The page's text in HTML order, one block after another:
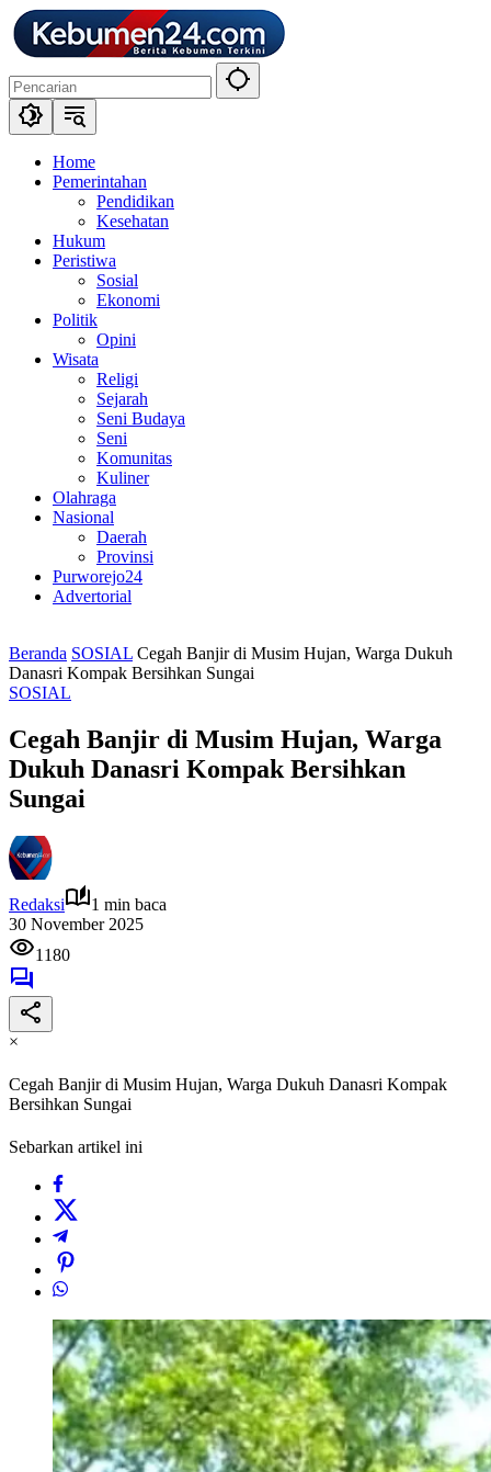
Langsung
ke
konten
Home
Pemerintahan
Pendidikan
Kesehatan
Hukum
Peristiwa
Sosial
Ekonomi
Politik
Opini
Wisata
Religi
Sejarah
Seni Budaya
Seni
Komunitas
Kuliner
Olahraga
Nasional
Daerah
Provinsi
Purworejo24
Advertorial
Beranda SOSIAL Cegah Banjir di Musim Hujan, Warga Dukuh
Danasri Kompak Bersihkan Sungai
SOSIAL
Cegah Banjir di Musim Hujan, Warga
Dukuh Danasri Kompak Bersihkan
Sungai
Redaksi
1 min baca
30 November 2025
1180
×
Cegah Banjir di Musim Hujan, Warga Dukuh Danasri Kompak
Bersihkan Sungai
Sebarkan artikel ini